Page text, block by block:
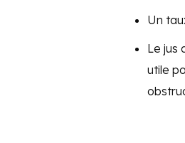
Un
Le jus
utile